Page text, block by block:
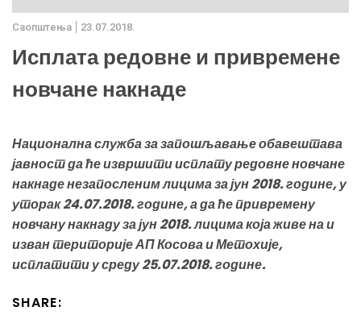
Саопштења 23.07.2018.
Исплата редовне и привремене
новчане накнаде
Национална служба за запошљавање обавештава
јавност да ће извршити исплату редовне новчане
накнаде незапосленим лицима за јун 2018. године, у
уторак 24.07.2018. године, а да ће привремену
новчану накнаду за јун 2018. лицима која живе на и
изван територије АП Косова и Метохије,
исплатити у среду 25.07.2018. године.
SHARE: